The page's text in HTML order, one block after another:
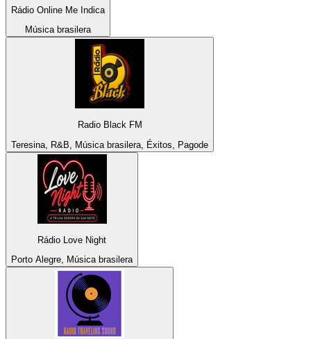
Rádio Online Me Indica
Música brasilera
Radio Black FM
Teresina, R&B, Música brasilera, Éxitos, Pagode
Rádio Love Night
Porto Alegre, Música brasilera